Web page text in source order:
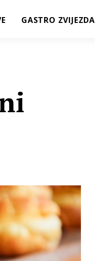
GASTRO ZVIJEZDA